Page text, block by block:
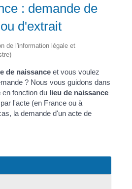
: demande de
d'extrait
de l'information légale et
de naissance et vous voulez
? Nous vous guidons dans
en fonction du lieu de naissance
l'acte (en France ou à
la demande d'un acte de